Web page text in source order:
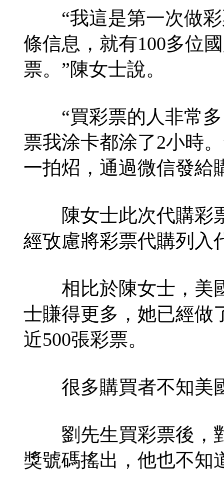
“我這是第一次做彩
條信息，就有100多位
票。”陳女士說。
“買彩票的人非常多
票我涂卡都涂了2小時
一拍炤，通過微信發給
陳女士此次代購彩票
經攷慮將彩票代購列入
相比於陳女士，美
士賺得更多，她已經做
近500張彩票。
很多購買者不知美
劉先生買彩票後，
獎號碼搖出，他也不知